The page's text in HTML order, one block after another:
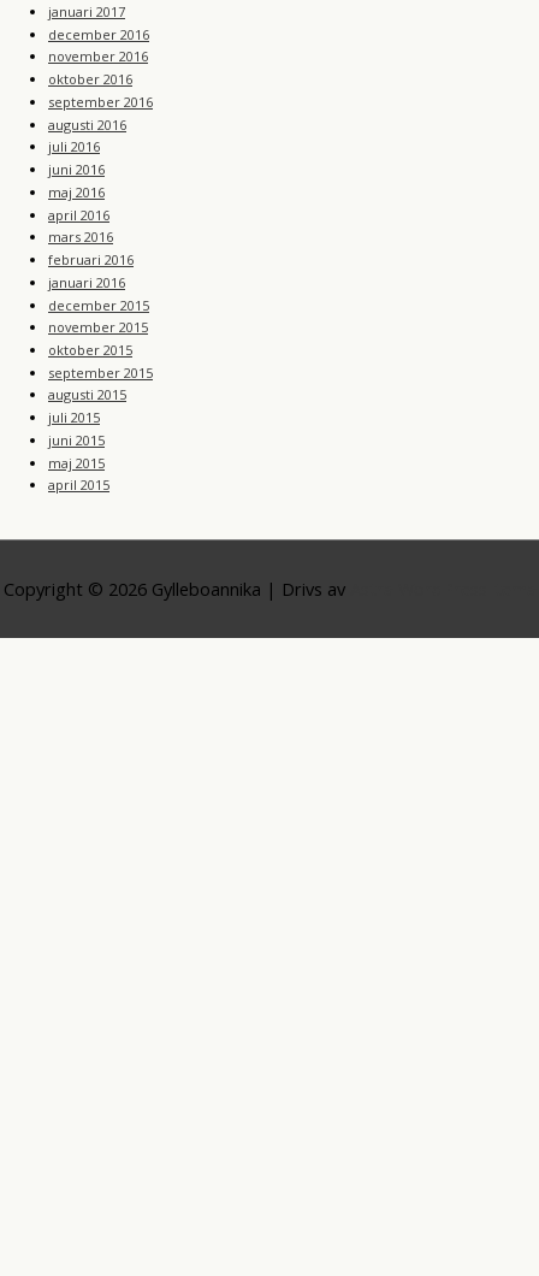
januari 2017
december 2016
november 2016
oktober 2016
september 2016
augusti 2016
juli 2016
juni 2016
maj 2016
april 2016
mars 2016
februari 2016
januari 2016
december 2015
november 2015
oktober 2015
september 2015
augusti 2015
juli 2015
juni 2015
maj 2015
april 2015
Copyright © 2026 Gylleboannika | Drivs av